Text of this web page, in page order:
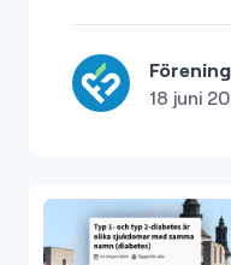
18 juni